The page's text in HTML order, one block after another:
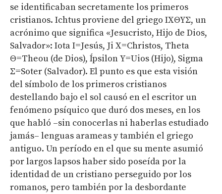
se identificaban secretamente los primeros
cristianos. Ichtus proviene del griego IXΘΥΣ, un
acrónimo que significa «Jesucristo, Hijo de Dios,
Salvador»: Iota I=Jesús, Ji X=Christos, Theta
Θ=Theou (de Dios), ÍpsilonΥ=Uios (Hijo), Sigma
Σ=Soter (Salvador). El punto es que esta visión
del símbolo de los primeros cristianos
destellando bajo el sol causó en el escritor un
fenómeno psíquico que duró dos meses, en los
que habló –sin conocerlas ni haberlas estudiado
jamás– lenguas arameas y también el griego
antiguo. Un período en el que su mente asumió
por largos lapsos haber sido poseída por la
identidad de un cristiano perseguido por los
romanos, pero también por la desbordante